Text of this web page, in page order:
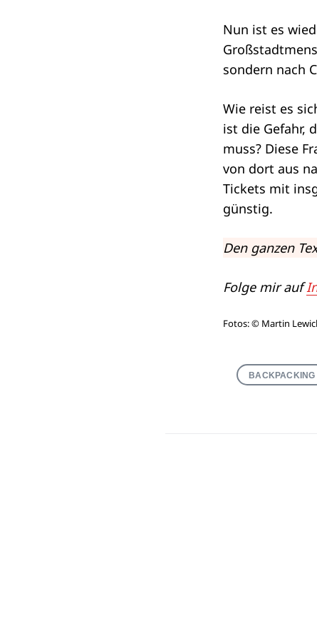
Nun ist es
sondern nach
Wie reist es
ist die Gefahr,
muss? Diese
von dort aus
Tickets mit
günstig.
Den ganzen
Folge mir auf
Fotos: © Martin
BACKPACKING